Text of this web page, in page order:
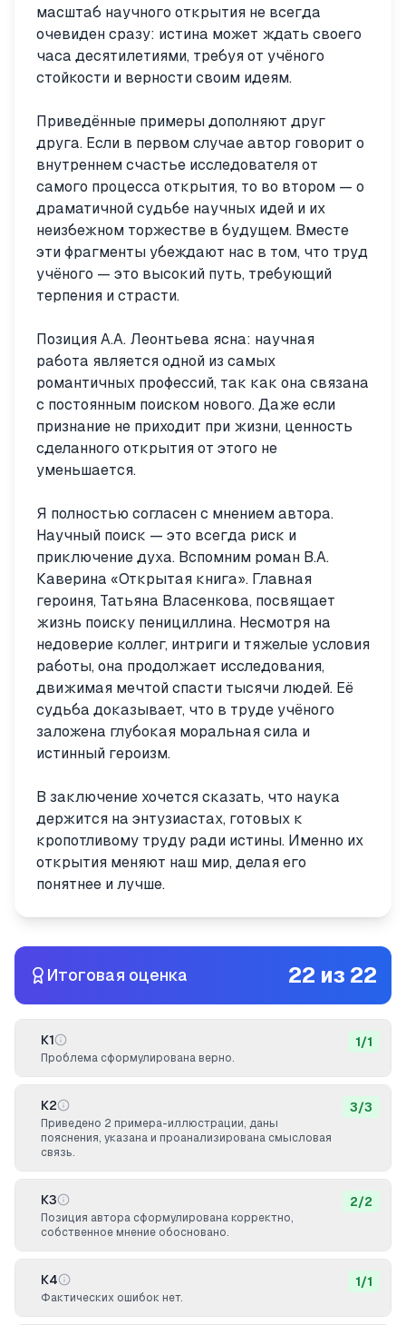
масштаб научного открытия не всегда
очевиден сразу: истина может ждать своего
часа десятилетиями, требуя от учёного
стойкости и верности своим идеям.
Приведённые примеры дополняют друг
друга. Если в первом случае автор говорит о
внутреннем счастье исследователя от
самого процесса открытия, то во втором — о
драматичной судьбе научных идей и их
неизбежном торжестве в будущем. Вместе
эти фрагменты убеждают нас в том, что труд
учёного — это высокий путь, требующий
терпения и страсти.
Позиция А.А. Леонтьева ясна: научная
работа является одной из самых
романтичных профессий, так как она связана
с постоянным поиском нового. Даже если
признание не приходит при жизни, ценность
сделанного открытия от этого не
уменьшается.
Я полностью согласен с мнением автора.
Научный поиск — это всегда риск и
приключение духа. Вспомним роман В.А.
Каверина «Открытая книга». Главная
героиня, Татьяна Власенкова, посвящает
жизнь поиску пенициллина. Несмотря на
недоверие коллег, интриги и тяжелые условия
работы, она продолжает исследования,
движимая мечтой спасти тысячи людей. Её
судьба доказывает, что в труде учёного
заложена глубокая моральная сила и
истинный героизм.
В заключение хочется сказать, что наука
держится на энтузиастах, готовых к
кропотливому труду ради истины. Именно их
открытия меняют наш мир, делая его
понятнее и лучше.
Итоговая оценка 22 из 22
К1
Проблема сформулирована верно.
1/1
К2
Приведено 2 примера-иллюстрации, даны
пояснения, указана и проанализирована смысловая
связь.
3/3
К3
Позиция автора сформулирована корректно,
собственное мнение обосновано.
2/2
К4
Фактических ошибок нет.
1/1